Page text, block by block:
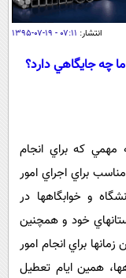
انتشار: ۰۷:۱۱ - ۱۹-۰۷-۱۳۹۵
چه جايگاهي دارد؟
مهمي كه براي انجام
براي اجراي امور
و خوابگاهها در
خود و همچنين
براي انجام امور
همين ايام تعطيل